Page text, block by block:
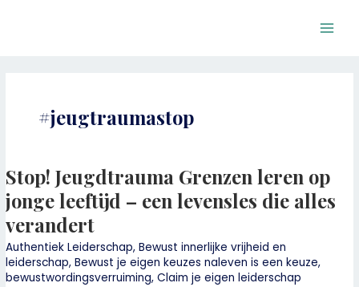
#jeugtraumastop
Stop! Jeugdtrauma Grenzen leren op
jonge leeftijd – een levensles die alles
verandert
Authentiek Leiderschap,Bewust innerlijke vrijheid en
leiderschap,Bewust je eigen keuzes naleven is een keuze,
bewustwordingsverruiming,Claim je eigen leiderschap
Stop!
Jeugdtrauma
Grenzen
leren
jonge
leeftijd